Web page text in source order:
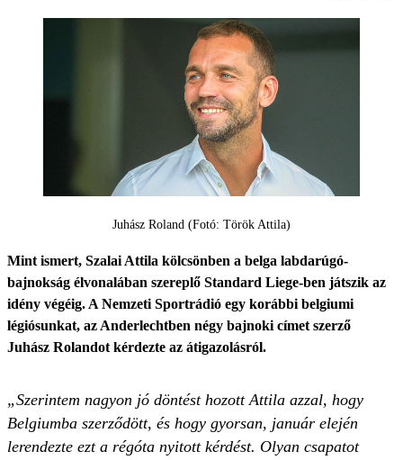
Juhász Roland (Fotó: Török Attila)
Mint ismert, Szalai Attila kölcsönben a belga labdarúgó-
bajnokság élvonalában szereplő Standard Liege-ben játszik az
idény végéig. A Nemzeti Sportrádió egy korábbi belgiumi
légiósunkat, az Anderlechtben négy bajnoki címet szerző
Juhász Rolandot kérdezte az átigazolásról.
„Szerintem nagyon jó döntést hozott Attila azzal, hogy
Belgiumba szerződött, és hogy gyorsan, január elején
lerendezte ezt a régóta nyitott kérdést. Olyan csapatot